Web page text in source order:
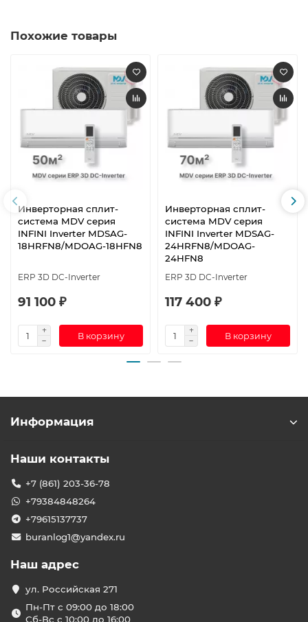
Похожие товары
Инверторная сплит-
система MDV серия
INFINI Inverter MDSAG-
18HRFN8/MDOAG-18HFN8
ERP 3D DC-Inverter
91 100 ₽
В корзину
Инверторная сплит-
система MDV серия
INFINI Inverter MDSAG-
24HRFN8/MDOAG-
24HFN8
ERP 3D DC-Inverter
117 400 ₽
В корзину
Информация
Наши контакты
+7 (861) 203-36-78
+79384848264
+79615137737
buranlog1@yandex.ru
Наш адрес
ул. Российская 271
Пн-Пт с 09:00 до 18:00
Сб-Вс с 10:00 до 16:00